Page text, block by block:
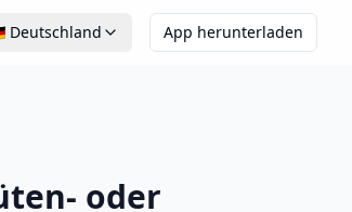
Deutschland App herunterladen
oder